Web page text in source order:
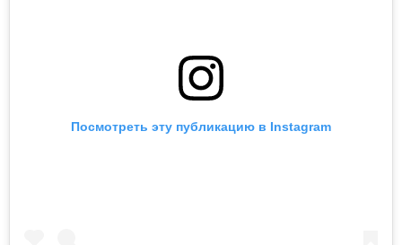
Посмотреть эту публикацию в Instagram